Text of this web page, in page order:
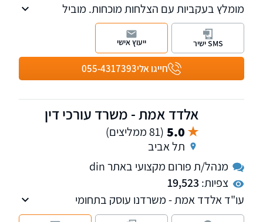
מומלץ בעקביות עם הצלחות מוכחות. מוביל
בהשגת פיצויים מקסימליים עם 24 שנות ניסיון. פנו
אלינו לקבלת ייעוץ ראשוני והערכת סיכוי. עו"ד יניר
הראל הינו מחבר הספר "דיני הראיות בתביעות
ביטוח ופלת"ד" ומדורג ע"י דנס 100 כעורך דין
מוביל בתחום הביטוח.
חייגו אלי055-4317393
SMS ישיר ייעוץ אישי
אלדד אמת - משרד עורכי דין
5.0 (81 ממליצים)
תל אביב
מנהל/ת פורום מקצועי באתר din
צפיות: 19,523
עו"ד אלדד אמת - משרדנו עוסק בתחומי
המקרקעין והאזרחי-מסחרי.